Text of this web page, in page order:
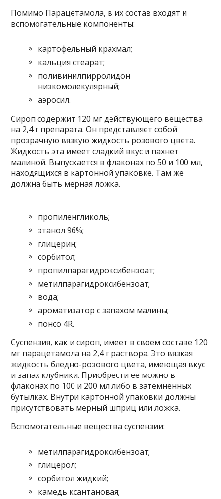
Помимо Парацетамола, в их состав входят и
вспомогательные компоненты:
картофельный крахмал;
кальция стеарат;
поливинилпирролидон
низкомолекулярный;
аэросил.
Сироп содержит 120 мг действующего вещества
на 2,4 г препарата. Он представляет собой
прозрачную вязкую жидкость розового цвета.
Жидкость эта имеет сладкий вкус и пахнет
малиной. Выпускается в флаконах по 50 и 100 мл,
находящихся в картонной упаковке. Там же
должна быть мерная ложка.
пропиленгликоль;
этанол 96%;
глицерин;
сорбитол;
пропилпарагидроксибензоат;
метилпарагидроксибензоат;
вода;
ароматизатор с запахом малины;
понсо 4R.
Суспензия, как и сироп, имеет в своем составе 120
мг парацетамола на 2,4 г раствора. Это вязкая
жидкость бледно-розового цвета, имеющая вкус
и запах клубники. Приобрести ее можно в
флаконах по 100 и 200 мл либо в затемненных
бутылках. Внутри картонной упаковки должны
присутствовать мерный шприц или ложка.
Вспомогательные вещества суспензии:
метилпарагидроксибензоат;
глицерол;
сорбитол жидкий;
камедь ксантановая;